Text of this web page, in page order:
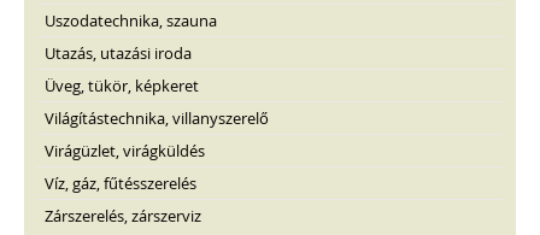
Uszodatechnika, szauna
Utazás, utazási iroda
Üveg, tükör, képkeret
Világítástechnika, villanyszerelő
Virágüzlet, virágküldés
Víz, gáz, fűtésszerelés
Zárszerelés, zárszerviz